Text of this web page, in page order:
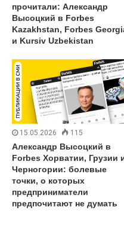
прочитали: Александр
Высоцкий в Forbes
Kazakhstan, Forbes
и Kursiv Uzbekistan
15.05.2026 115
Александр Высоцкий в
Forbes Хорватии, Грузии
Черногории: болевые
точки, о которых
предприниматели
предпочитают не думать